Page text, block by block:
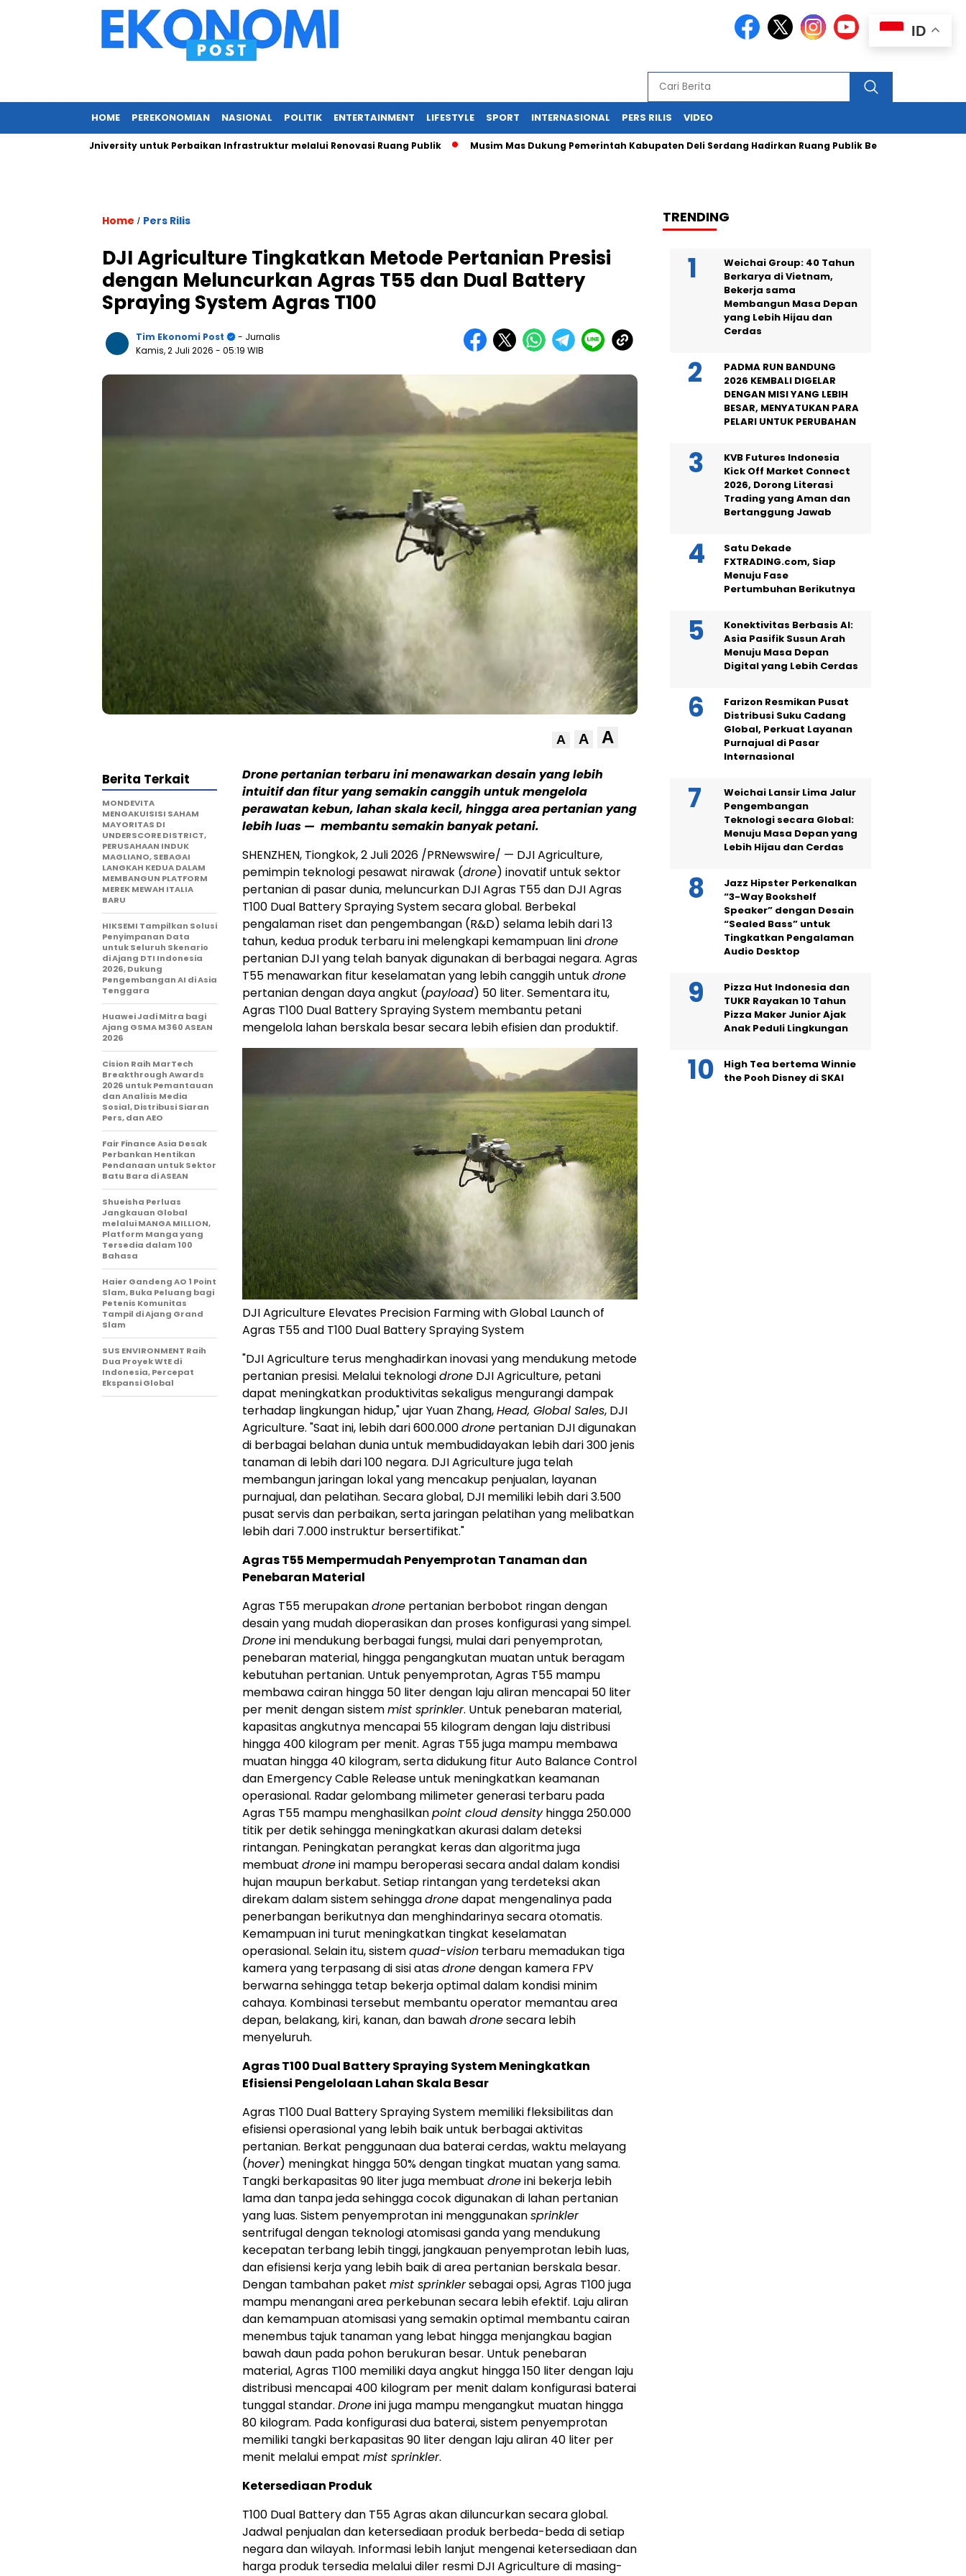
HOME PEREKONOMIAN NASIONAL POLITIK ENTERTAINMENT LIFESTYLE SPORT INTERNASIONAL PERS RILIS VIDEO
IPB University untuk Perbaikan Infrastruktur melalui Renovasi Ruang Publik Musim Mas Dukung Pemerintah Kabupaten Deli Serdang Hadirkan Ruang Publik Bersama melalui
Home / Pers Rilis
DJI Agriculture Tingkatkan Metode Pertanian Presisi
dengan Meluncurkan Agras T55 dan Dual Battery
Spraying System Agras T100
Tim Ekonomi Post
- Jurnalis
Kamis, 2 Juli 2026 - 05:19 WIB
A A A
Drone pertanian terbaru ini menawarkan desain yang lebih
intuitif dan fitur yang semakin canggih untuk mengelola
perawatan kebun, lahan skala kecil, hingga area pertanian yang
lebih luas — membantu semakin banyak petani.
SHENZHEN, Tiongkok, 2 Juli 2026 /PRNewswire/ — DJI Agriculture,
pemimpin teknologi pesawat nirawak (drone) inovatif untuk sektor
pertanian di pasar dunia, meluncurkan DJI Agras T55 dan DJI Agras
T100 Dual Battery Spraying System secara global. Berbekal
pengalaman riset dan pengembangan (R&D) selama lebih dari 13
tahun, kedua produk terbaru ini melengkapi kemampuan linidrone
pertanian DJI yang telah banyak digunakan di berbagai negara. Agras
T55 menawarkan fitur keselamatan yang lebih canggih untukdrone
pertanian dengan daya angkut (payload) 50 liter. Sementara itu,
Agras T100 Dual Battery Spraying System membantu petani
mengelola lahan berskala besar secara lebih efisien dan produktif.
DJI Agriculture Elevates Precision Farming with Global Launch of
Agras T55 and T100 Dual Battery Spraying System
"DJI Agriculture terus menghadirkan inovasi yang mendukung metode
pertanian presisi. Melalui teknologidrone DJI Agriculture, petani
dapat meningkatkan produktivitas sekaligus mengurangi dampak
terhadap lingkungan hidup," ujar Yuan Zhang,Head, Global Sales, DJI
Agriculture. "Saat ini, lebih dari 600.000drone pertanian DJI digunakan
di berbagai belahan dunia untuk membudidayakan lebih dari 300 jenis
tanaman di lebih dari 100 negara. DJI Agriculture juga telah
membangun jaringan lokal yang mencakup penjualan, layanan
purnajual, dan pelatihan. Secara global, DJI memiliki lebih dari 3.500
pusat servis dan perbaikan, serta jaringan pelatihan yang melibatkan
lebih dari 7.000 instruktur bersertifikat."
Agras T55 Mempermudah Penyemprotan Tanaman dan
Penebaran Material
Agras T55 merupakandrone pertanian berbobot ringan dengan
desain yang mudah dioperasikan dan proses konfigurasi yang simpel.
Droneini mendukung berbagai fungsi, mulai dari penyemprotan,
penebaran material, hingga pengangkutan muatan untuk beragam
kebutuhan pertanian. Untuk penyemprotan, Agras T55 mampu
membawa cairan hingga 50 liter dengan laju aliran mencapai 50 liter
per menit dengan sistemmist sprinkler. Untuk penebaran material,
kapasitas angkutnya mencapai 55 kilogram dengan laju distribusi
hingga 400 kilogram per menit. Agras T55 juga mampu membawa
muatan hingga 40 kilogram, serta didukung fitur Auto Balance Control
dan Emergency Cable Release untuk meningkatkan keamanan
operasional. Radar gelombang milimeter generasi terbaru pada
Agras T55 mampu menghasilkanpoint cloud densityhingga 250.000
titik per detik sehingga meningkatkan akurasi dalam deteksi
rintangan. Peningkatan perangkat keras dan algoritma juga
membuat droneini mampu beroperasi secara andal dalam kondisi
hujan maupun berkabut. Setiap rintangan yang terdeteksi akan
direkam dalam sistem sehinggadronedapat mengenalinya pada
penerbangan berikutnya dan menghindarinya secara otomatis.
Kemampuan ini turut meningkatkan tingkat keselamatan
operasional. Selain itu, sistemquad-vision terbaru memadukan tiga
kamera yang terpasang di sisi atasdronedengan kamera FPV
berwarna sehingga tetap bekerja optimal dalam kondisi minim
cahaya. Kombinasi tersebut membantu operator memantau area
depan, belakang, kiri, kanan, dan bawahdronesecara lebih
menyeluruh.
Agras T100 Dual Battery Spraying System Meningkatkan
Efisiensi Pengelolaan Lahan Skala Besar
Agras T100 Dual Battery Spraying System memiliki fleksibilitas dan
efisiensi operasional yang lebih baik untuk berbagai aktivitas
pertanian. Berkat penggunaan dua baterai cerdas, waktu melayang
(hover) meningkat hingga 50% dengan tingkat muatan yang sama.
Tangki berkapasitas 90 liter juga membuat droneini bekerja lebih
lama dan tanpa jeda sehingga cocok digunakan di lahan pertanian
yang luas. Sistem penyemprotan ini menggunakansprinkler
sentrifugal dengan teknologi atomisasi ganda yang mendukung
kecepatan terbang lebih tinggi, jangkauan penyemprotan lebih luas,
dan efisiensi kerja yang lebih baik di area pertanian berskala besar.
Dengan tambahan paket mist sprinklersebagai opsi, Agras T100 juga
mampu menangani area perkebunan secara lebih efektif. Laju aliran
dan kemampuan atomisasi yang semakin optimal membantu cairan
menembus tajuk tanaman yang lebat hingga menjangkau bagian
bawah daun pada pohon berukuran besar. Untuk penebaran
material, Agras T100 memiliki daya angkut hingga 150 liter dengan laju
distribusi mencapai 400 kilogram per menit dalam konfigurasi baterai
tunggal standar. Droneini juga mampu mengangkut muatan hingga
80 kilogram. Pada konfigurasi dua baterai, sistem penyemprotan
memiliki tangki berkapasitas 90 liter dengan laju aliran 40 liter per
menit melalui empat mist sprinkler.
Ketersediaan Produk
T100 Dual Battery dan T55 Agras akan diluncurkan secara global.
Jadwal penjualan dan ketersediaan produk berbeda-beda di setiap
negara dan wilayah. Informasi lebih lanjut mengenai ketersediaan dan
harga produk tersedia melalui diler resmi DJI Agriculture di masing-
Berita Terkait
MONDEVITA
MENGAKUISISI SAHAM
MAYORITAS DI
UNDERSCORE DISTRICT,
PERUSAHAAN INDUK
MAGLIANO, SEBAGAI
LANGKAH KEDUA DALAM
MEMBANGUN PLATFORM
MEREK MEWAH ITALIA
BARU
HIKSEMI Tampilkan Solusi
Penyimpanan Data
untuk Seluruh Skenario
di Ajang DTI Indonesia
2026, Dukung
Pengembangan AI di Asia
Tenggara
Huawei Jadi Mitra bagi
Ajang GSMA M360 ASEAN
2026
Cision Raih MarTech
Breakthrough Awards
2026 untuk Pemantauan
dan Analisis Media
Sosial, Distribusi Siaran
Pers, dan AEO
Fair Finance Asia Desak
Perbankan Hentikan
Pendanaan untuk Sektor
Batu Bara di ASEAN
Shueisha Perluas
Jangkauan Global
melalui MANGA MILLION,
Platform Manga yang
Tersedia dalam 100
Bahasa
Haier Gandeng AO 1 Point
Slam, Buka Peluang bagi
Petenis Komunitas
Tampil di Ajang Grand
Slam
SUS ENVIRONMENT Raih
Dua Proyek WtE di
Indonesia, Percepat
Ekspansi Global
TRENDING
Weichai Group: 40 Tahun
Berkarya di Vietnam,
Bekerja sama
Membangun Masa Depan
yang Lebih Hijau dan
Cerdas
PADMA RUN BANDUNG
2026 KEMBALI DIGELAR
DENGAN MISI YANG LEBIH
BESAR, MENYATUKAN PARA
PELARI UNTUK PERUBAHAN
KVB Futures Indonesia
Kick Off Market Connect
2026, Dorong Literasi
Trading yang Aman dan
Bertanggung Jawab
Satu Dekade
FXTRADING.com, Siap
Menuju Fase
Pertumbuhan Berikutnya
Konektivitas Berbasis AI:
Asia Pasifik Susun Arah
Menuju Masa Depan
Digital yang Lebih Cerdas
Farizon Resmikan Pusat
Distribusi Suku Cadang
Global, Perkuat Layanan
Purnajual di Pasar
Internasional
Weichai Lansir Lima Jalur
Pengembangan
Teknologi secara Global:
Menuju Masa Depan yang
Lebih Hijau dan Cerdas
Jazz Hipster Perkenalkan
“3-Way Bookshelf
Speaker” dengan Desain
“Sealed Bass” untuk
Tingkatkan Pengalaman
Audio Desktop
Pizza Hut Indonesia dan
TUKR Rayakan 10 Tahun
Pizza Maker Junior Ajak
Anak Peduli Lingkungan
High Tea bertema Winnie
the Pooh Disney di SKAI
ID